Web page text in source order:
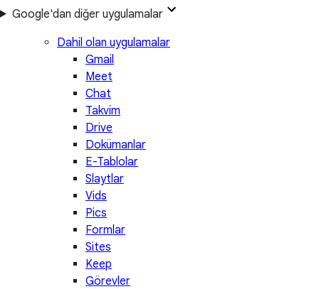
Google'dan diğer uygulamalar
Dahil olan uygulamalar
Gmail
Meet
Chat
Takvim
Drive
Dokümanlar
E-Tablolar
Slaytlar
Vids
Pics
Formlar
Sites
Keep
Görevler